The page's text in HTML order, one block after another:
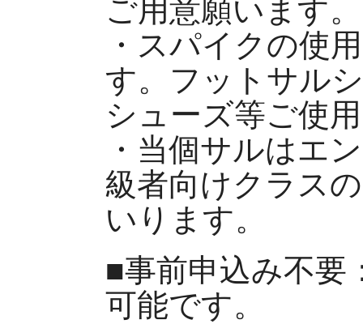
ご用意願います。
・スパイクの使
す。フットサル
シューズ等ご使
・当個サルはエ
級者向けクラス
いります。
■事前申込み不要
可能です。